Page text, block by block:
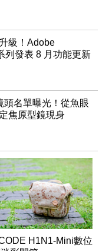
級！Adobe
列發表 8 月功能更新
頭名單曝光！從魚眼
焦原型鏡現身
H1N1-Mini數位